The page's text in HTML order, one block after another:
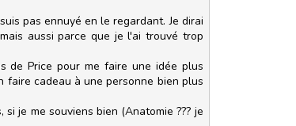
pas ennuyé en le regardant. Je dirai
aussi parce que je l'ai trouvé trop
de Price pour me faire une idée plus
cadeau à une personne bien plus
je me souviens bien (Anatomie ??? je